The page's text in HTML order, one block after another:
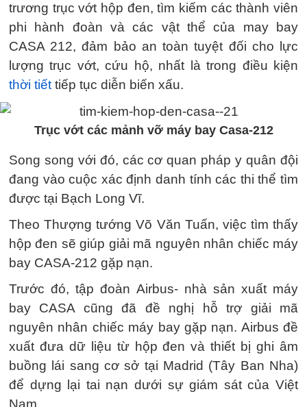
trương trục vớt hộp đen, tìm kiếm các thành viên
phi hành đoàn và các vật thể của may bay
CASA 212, đảm bảo an toàn tuyệt đối cho lực
lượng trục vớt, cứu hộ, nhất là trong điều kiện
thời tiết tiếp tục diễn biến xấu.
Trục vớt các mảnh vỡ máy bay Casa-212
Song song với đó, các cơ quan pháp y quân đội
đang vào cuộc xác định danh tính các thi thể tìm
được tại Bạch Long Vĩ.
Theo Thượng tướng Võ Văn Tuấn, việc tìm thấy
hộp đen sẽ giúp giải mã nguyên nhân chiếc máy
bay CASA-212 gặp nạn.
Trước đó, tập đoàn Airbus- nhà sản xuất máy
bay CASA cũng đã đề nghị hỗ trợ giải mã
nguyên nhân chiếc máy bay gặp nạn. Airbus đề
xuất đưa dữ liệu từ hộp đen và thiết bị ghi âm
buồng lái sang cơ sở tại Madrid (Tây Ban Nha)
để dựng lại tai nạn dưới sự giám sát của Việt
Nam.